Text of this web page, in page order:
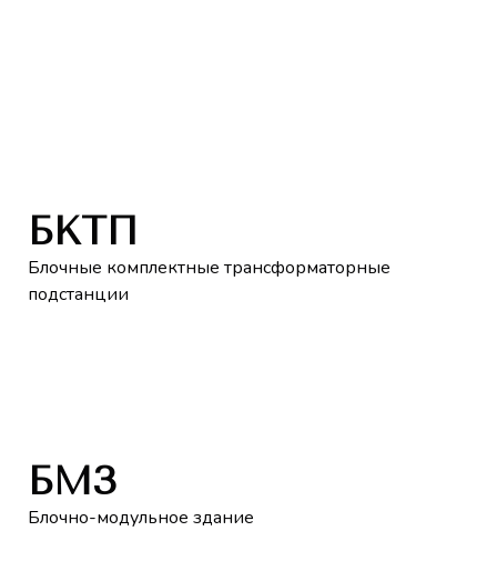
БКТП
Блочные комплектные трансформаторные
подстанции
БМЗ
Блочно-модульное здание